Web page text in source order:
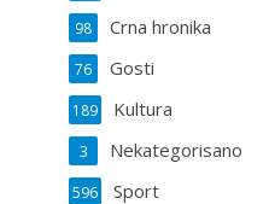
Crna hronika
98
Gosti
76
Kultura
189
Nekategorisano
3
Sport
596